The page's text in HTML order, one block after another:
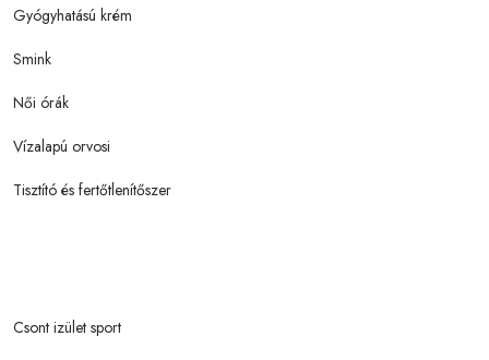
Gyógyhatású krém
Smink
Női órák
Vízalapú orvosi
Tisztító és fertőtlenítőszer
Csont izület sport